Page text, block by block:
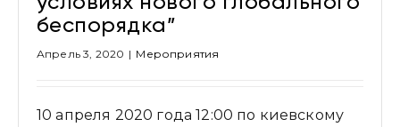
беспорядка”
Апрель 3, 2020 | Мероприятия
10 апреля 2020 года 12:00 по киевскому